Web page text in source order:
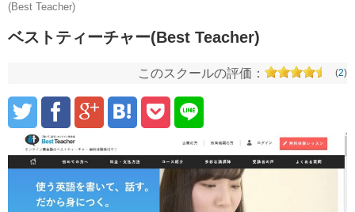
(Best Teacher)
ベストティーチャー(Best Teacher)
(2)
このスクールの評価：